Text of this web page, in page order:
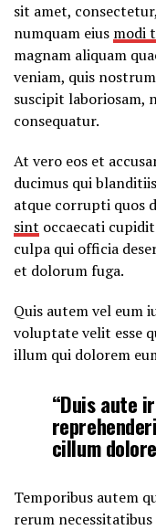
sit amet,
numquam eius modi
magnam aliquam
veniam, quis
suscipit laboriosam,
consequatur.
At vero eos et
ducimus qui
atque corrupti quos
sint occaecati
culpa qui officia
et dolorum fuga.
Quis autem vel eum
voluptate velit esse
illum qui dolorem
“Duis aute
cillum
Temporibus autem
rerum